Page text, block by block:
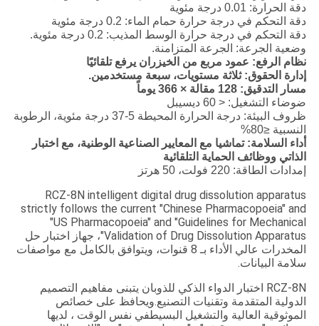
دقة الحرارة: 0.01 درجة مئوية
دقة التحكم في درجة حرارة حمام الماء: 0.2 درجة مئوية
دقة التحكم في درجة حرارة الوسط المذيب: 0.2 درجة مئوية.
وضعية الجرعة: الجرعة المتزامنة.
نظام الرفع: عمود مربع من الخيزران يرفع تلقائيًا
إدارة الحقوق: ثلاثة مستويات، سبعة مستخدمين.
مسار التدقيق: 128 مقالة × 366 يوماً
ضوضاء التشغيل: < 60 ديسيبل
ظروف البيئة: درجة الحرارة المحيطة 5-37 درجة مئوية، الرطوبة
النسبية ≤80%
أداء السلامة: تماشيا مع المعايير الصناعية الوطنية، مع اختبار
الذاتي ووظائف الحماية التلقائية
إمدادات الطاقة: 220 فولت، 50 هرتز
RCZ-8N intelligent digital drug dissolution apparatus
strictly follows the current "Chinese Pharmacopoeia" and
"US Pharmacopoeia" and "Guidelines for Mechanical
Validation of Drug Dissolution Apparatus"، جهاز اختبار حل
المخدرات عالي الأداء بـ 8 قنوات، ويتوافق بالكامل مع مواصفات
سلامة البيانات.
RCZ-8N اختبار الدواء الذكي للذوبان يتبنى مفاهيم التصميم
الدولية المتقدمة وتقنيات التصنيع.ويحافظ على خصائص
الموثوقية العالية والتشغيل البسيطفي نفس الوقت ، لديها